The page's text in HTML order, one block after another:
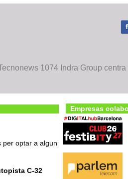
1074 Indra Group
per optar a algun
C-32
Empresas